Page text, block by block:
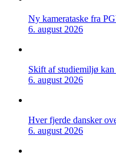
Ny kamerataske fra
6. august 2026
Skift af studiemiljø
6. august 2026
Hver fjerde dansker
6. august 2026